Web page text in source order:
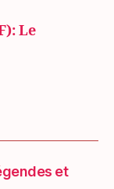
Le
et